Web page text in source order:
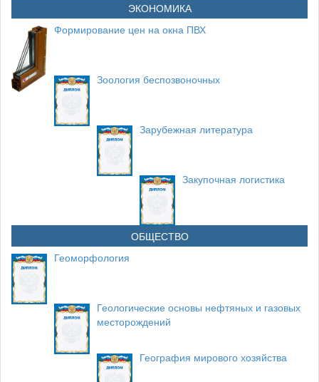
ЭКОНОМИКА
Формирование цен на окна ПВХ
Зоология беспозвоночных
Зарубежная литература
Закупочная логистика
ОБЩЕСТВО
Геоморфология
Геологические основы нефтяных и газовых
месторождений
География мирового хозяйства